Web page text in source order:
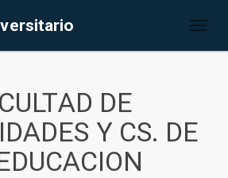
DE
Y CS. DE